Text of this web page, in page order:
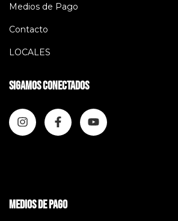
Medios de Pago
Contacto
LOCALES
Sigamos conectados
Medios de pago